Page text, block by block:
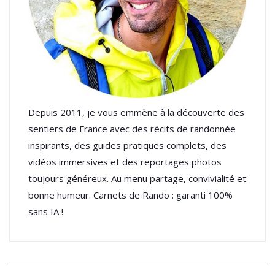
Depuis 2011, je vous emmène à la découverte des
sentiers de France avec des récits de randonnée
inspirants, des guides pratiques complets, des
vidéos immersives et des reportages photos
toujours généreux. Au menu partage, convivialité et
bonne humeur. Carnets de Rando : garanti 100%
sans IA !